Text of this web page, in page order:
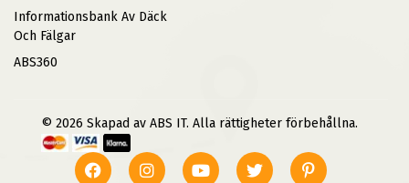
Informationsbank Av Däck
Och Fälgar
ABS360
© 2026 Skapad av ABS IT. Alla rättigheter förbehållna.